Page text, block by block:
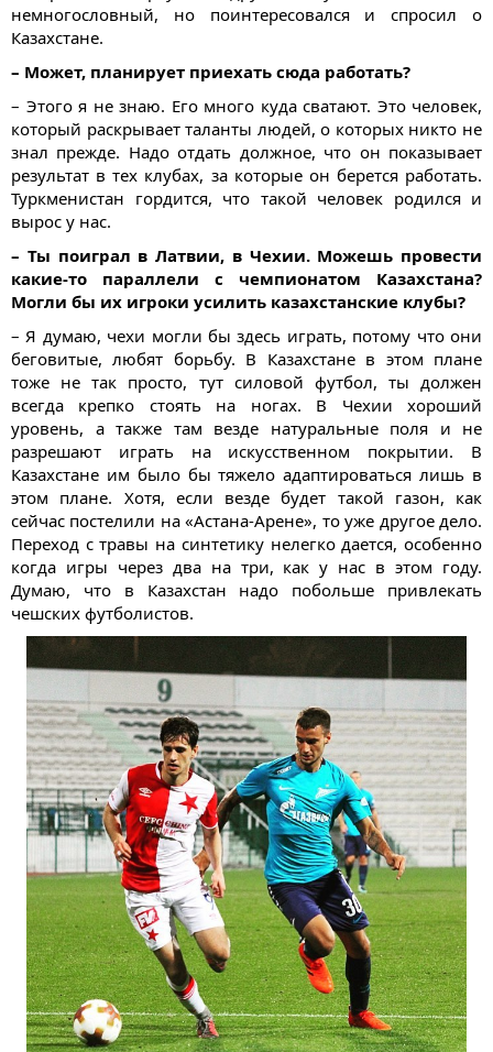
немногословный, но поинтересовался и спросил о
Казахстане.
– Может, планирует приехать сюда работать?
– Этого я не знаю. Его много куда сватают. Это человек,
который раскрывает таланты людей, о которых никто не
знал прежде. Надо отдать должное, что он показывает
результат в тех клубах, за которые он берется работать.
Туркменистан гордится, что такой человек родился и
вырос у нас.
– Ты поиграл в Латвии, в Чехии. Можешь провести
какие-то параллели с чемпионатом Казахстана?
Могли бы их игроки усилить казахстанские клубы?
– Я думаю, чехи могли бы здесь играть, потому что они
беговитые, любят борьбу. В Казахстане в этом плане
тоже не так просто, тут силовой футбол, ты должен
всегда крепко стоять на ногах. В Чехии хороший
уровень, а также там везде натуральные поля и не
разрешают играть на искусственном покрытии. В
Казахстане им было бы тяжело адаптироваться лишь в
этом плане. Хотя, если везде будет такой газон, как
сейчас постелили на «Астана-Арене», то уже другое дело.
Переход с травы на синтетику нелегко дается, особенно
когда игры через два на три, как у нас в этом году.
Думаю, что в Казахстан надо побольше привлекать
чешских футболистов.